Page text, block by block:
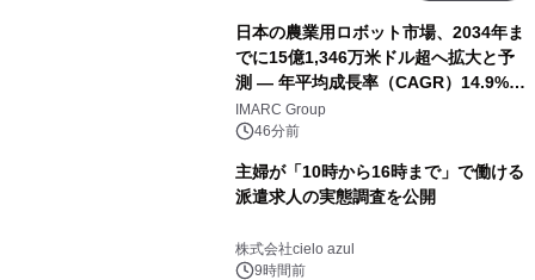
日本の農業用ロボット市場、2034年ま
でに15億1,346万米ドル超へ拡大と予
測 ― 年平均成長率（CAGR）14.9%を
記録
IMARC Group
46分前
主婦が「10時から16時まで」で働ける
派遣求人の実態調査を公開
株式会社cielo azul
9時間前